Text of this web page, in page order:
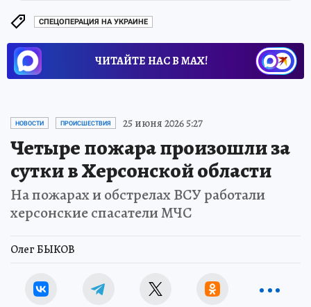
СПЕЦОПЕРАЦИЯ НА УКРАИНЕ
ЧИТАЙТЕ НАС В МАХ!
НОВОСТИ ПРОИСШЕСТВИЯ 25 июня 2026 5:27
Четыре пожара произошли за
сутки в Херсонской области
На пожарах и обстрелах ВСУ работали
херсонские спасатели МЧС
Олег БЫКОВ